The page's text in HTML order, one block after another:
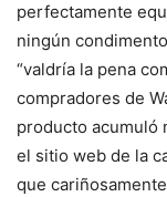
perfectamente
ningún
“valdría la pena
compradores de
producto acumuló
el sitio web de la
que